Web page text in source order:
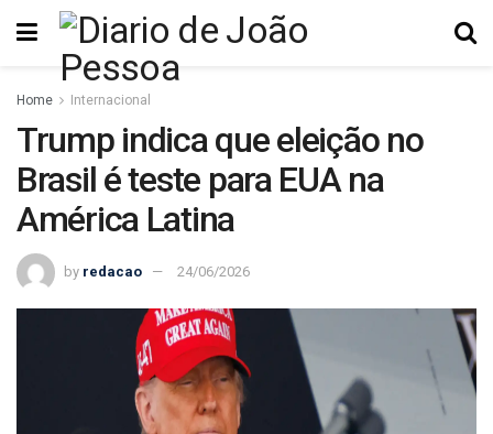
Home Internacional
Trump indica que eleição no
Brasil é teste para EUA na
América Latina
by redacao 24/06/2026